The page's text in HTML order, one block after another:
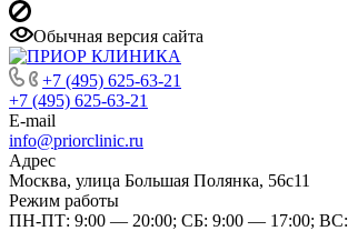
Обычная версия сайта
+7 (495) 625-63-21
+7 (495) 625-63-21
E-mail
info@priorclinic.ru
Адрес
Москва, улица Большая Полянка, 56с11
Режим работы
ПН-ПТ: 9:00 — 20:00; СБ: 9:00 — 17:00;